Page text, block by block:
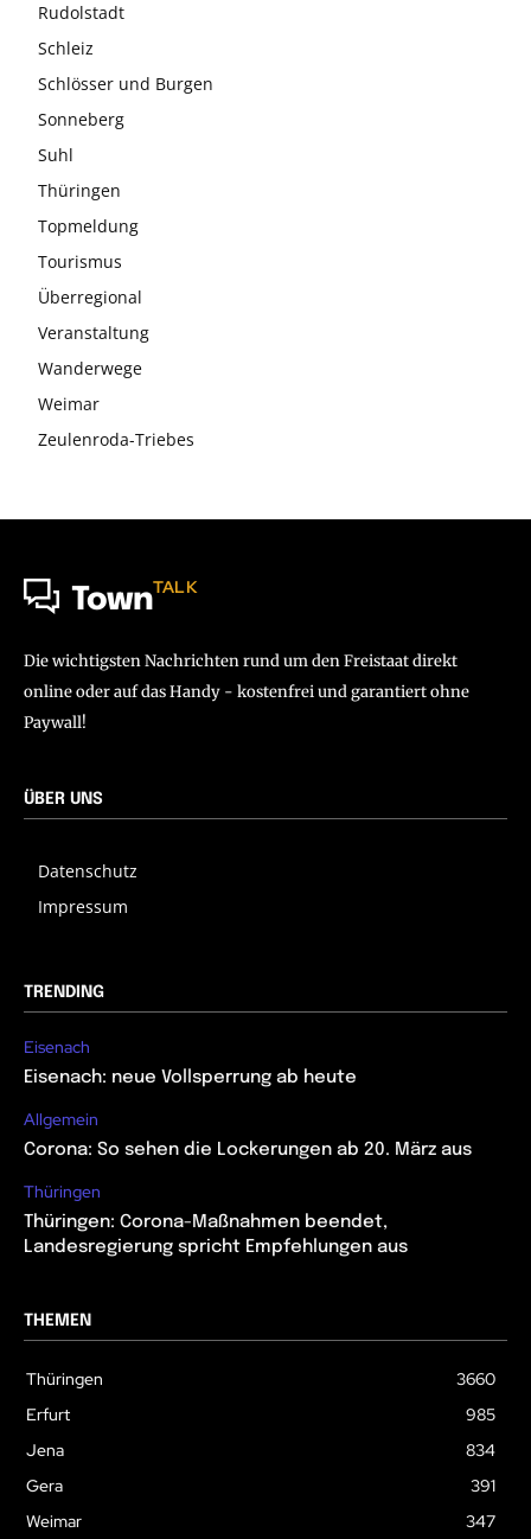
Rudolstadt
Schleiz
Schlösser und Burgen
Sonneberg
Suhl
Thüringen
Topmeldung
Tourismus
Überregional
Veranstaltung
Wanderwege
Weimar
Zeulenroda-Triebes
TownTALK
Die wichtigsten Nachrichten rund um den Freistaat direkt
online oder auf das Handy - kostenfrei und garantiert ohne
Paywall!
ÜBER UNS
Datenschutz
Impressum
TRENDING
Eisenach
Eisenach: neue Vollsperrung ab heute
Allgemein
Corona: So sehen die Lockerungen ab 20. März aus
Thüringen
Thüringen: Corona-Maßnahmen beendet,
Landesregierung spricht Empfehlungen aus
THEMEN
Thüringen
3660
Erfurt
985
Jena
834
Gera
391
Weimar
347